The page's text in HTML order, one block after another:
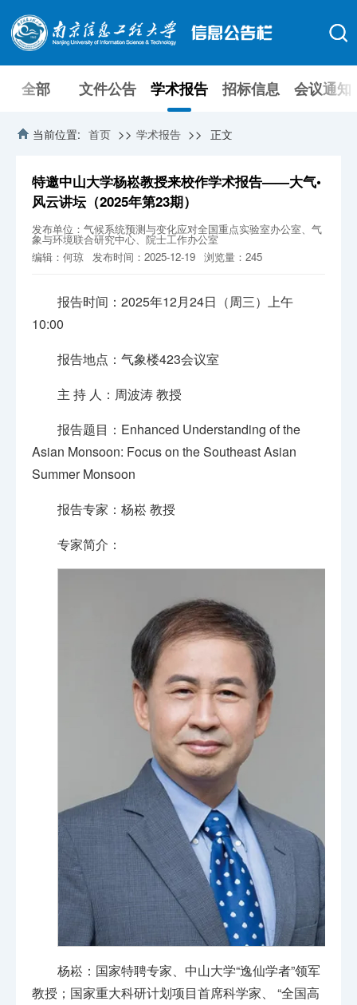
全部 文件公告 学术报告 招标信息 会议通知
当前位置: 首页 >> 学术报告 >> 正文
特邀中山大学杨崧教授来校作学术报告——大气•
风云讲坛（2025年第23期）
发布单位：气候系统预测与变化应对全国重点实验室办公室、气
象与环境联合研究中心、院士工作办公室
编辑：何琼 发布时间：2025-12-19 浏览量：245
报告时间：2025年12月24日（周三）上午
10:00
报告地点：气象楼423会议室
主 持 人：周波涛 教授
报告题目：Enhanced Understanding of the
Asian Monsoon: Focus on the Southeast Asian
Summer Monsoon
报告专家：杨崧 教授
专家简介：
杨崧：国家特聘专家、中山大学“逸仙学者”领军
教授；国家重大科研计划项目首席科学家、 “全国高